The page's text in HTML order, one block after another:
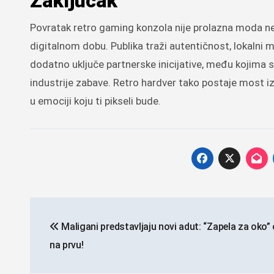
Povratak retro gaming konzola nije prolazna moda
digitalnom dobu. Publika traži autentičnost, lokalni
dodatno uključe partnerske inicijative, među kojima
industrije zabave. Retro hardver tako postaje most
u emociji koju ti pikseli bude.
objava
Maligani predstavljaju novi adut: “Zapela za oko”
na prvu!